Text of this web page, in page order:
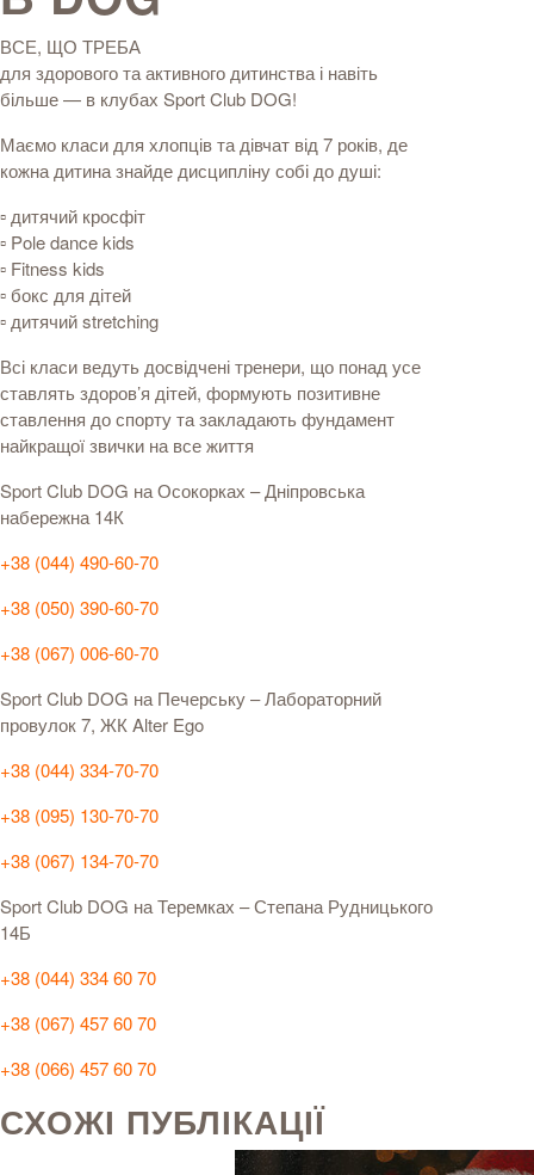
ВСЕ, ЩО ТРЕБА
для здорового та активного дитинства і навіть
більше — в клубах Sport Club DOG!
Маємо класи для хлопців та дівчат від 7 років, де
кожна дитина знайде дисципліну собі до душі:
▫️ дитячий кросфіт
▫️ Pole dance kids
▫️ Fitness kids
▫️ бокс для дітей
▫️ дитячий stretching
Всі класи ведуть досвідчені тренери, що понад усе
ставлять здоров’я дітей, формують позитивне
ставлення до спорту та закладають фундамент
найкращої звички на все життя
Sport Club DOG на Осокорках –Дніпровська
набережна 14К
+38 (044) 490-60-70
+38 (050) 390-60-70
+38 (067) 006-60-70
Sport Club DOG на Печерську – Лабораторний
провулок 7, ЖК Alter Ego
+38 (044) 334-70-70
+38 (095) 130-70-70
+38 (067) 134-70-70
Sport Club DOG на Теремках – Степана Рудницького
14Б
+38 (044) 334 60 70
+38 (067) 457 60 70
+38 (066) 457 60 70
СХОЖІ ПУБЛІКАЦІЇ